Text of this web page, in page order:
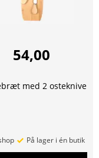
54,00
med 2 osteknive
På lager i én butik